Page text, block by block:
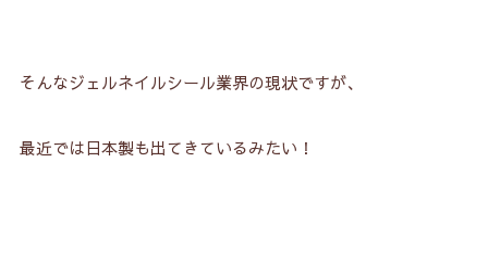
そんなジェルネイルシール業界の現状ですが、
最近では日本製も出てきているみたい！